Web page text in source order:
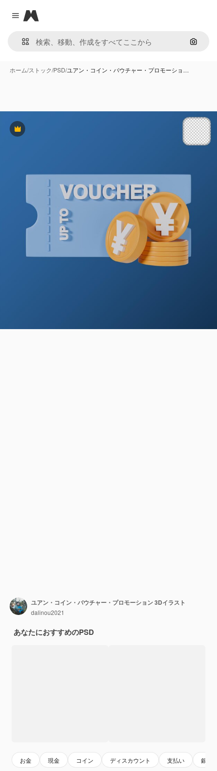
Close menu
Magnific
画像で
ホーム/ストック/PSD/ユアン・コイン・バウチャー・プロモーショ…
Premium
ユアン・コイン・バウチャー・プロモーション 3Dイラスト
dalinou2021
あなたにおすすめのPSD
お金 現金 コイン ディスカウント 支払い 銀行